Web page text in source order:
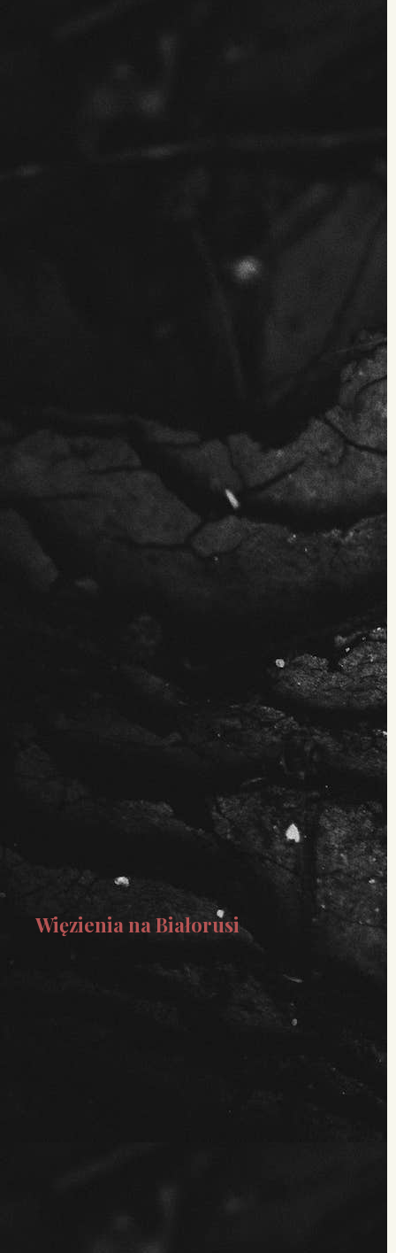
Więzienia na Białorusi